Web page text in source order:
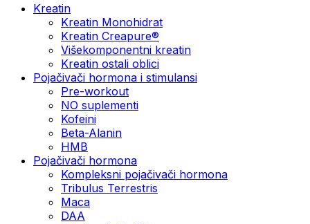
Kreatin
Kreatin Monohidrat
Kreatin Creapure®
Višekomponentni kreatin
Kreatin ostali oblici
Pojačivači hormona i stimulansi
Pre-workout
NO suplementi
Kofeini
Beta-Alanin
HMB
Pojačivači hormona
Kompleksni pojačivači hormona
Tribulus Terrestris
Maca
DAA